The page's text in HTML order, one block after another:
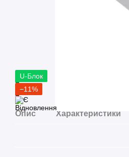
U-Блок
−11%
Опис Характеристики